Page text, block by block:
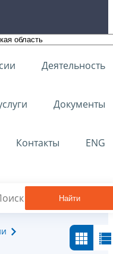
Деятельность
Документы
Контакты ENG
Найти